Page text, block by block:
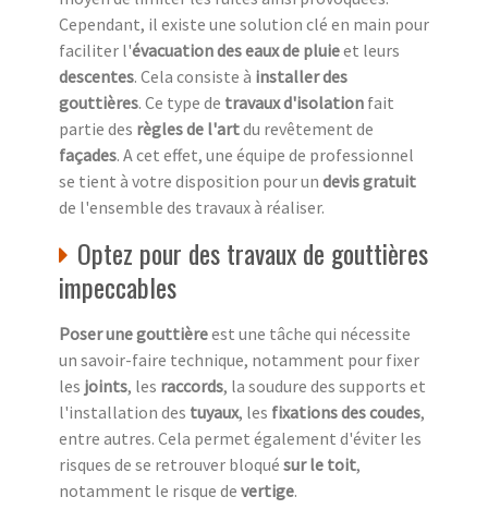
Cependant, il existe une solution clé en main pour
faciliter l'évacuation des eaux de pluieet leurs
descentes. Cela consiste à installer des
gouttières. Ce type de travaux d'isolation fait
partie des règles de l'artdu revêtement de
façades. A cet effet, une équipe de professionnel
se tient à votre disposition pour un devis gratuit
de l'ensemble des travaux à réaliser.
Optez pour des travaux de gouttières
impeccables
Poser une gouttièreest une tâche qui nécessite
un savoir-faire technique, notamment pour fixer
les joints, les raccords, la soudure des supports et
l'installation des tuyaux, les fixations des coudes,
entre autres. Cela permet également d'éviter les
risques de se retrouver bloqué sur le toit,
notamment le risque de vertige.